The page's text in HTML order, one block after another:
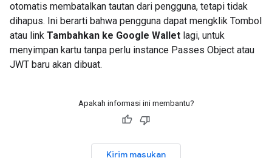
otomatis membatalkan tautan dari pengguna, tetapi tidak
dihapus. Ini berarti bahwa pengguna dapat mengklik Tombol
atau link Tambahkan ke Google Wallet lagi, untuk
menyimpan kartu tanpa perlu instance Passes Object atau
JWT baru akan dibuat.
Apakah informasi ini membantu?
Kirim masukan